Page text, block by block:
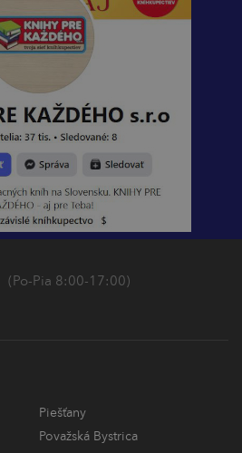
(Po-Pia 8:00-17:00)
Piešťany
Považská Bystrica